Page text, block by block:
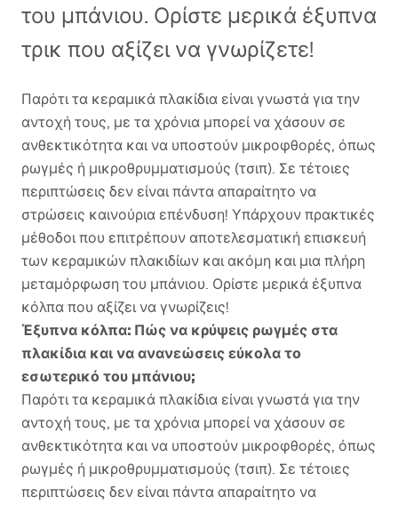
του μπάνιου. Ορίστε μερικά έξυπνα
τρικ που αξίζει να γνωρίζετε!
Παρότι τα κεραμικά πλακίδια είναι γνωστά για την
αντοχή τους, με τα χρόνια μπορεί να χάσουν σε
ανθεκτικότητα και να υποστούν μικροφθορές, όπως
ρωγμές ή μικροθρυμματισμούς (τσιπ). Σε τέτοιες
περιπτώσεις δεν είναι πάντα απαραίτητο να
στρώσεις καινούρια επένδυση! Υπάρχουν πρακτικές
μέθοδοι που επιτρέπουν αποτελεσματική επισκευή
των κεραμικών πλακιδίων και ακόμη και μια πλήρη
μεταμόρφωση του μπάνιου. Ορίστε μερικά έξυπνα
κόλπα που αξίζει να γνωρίζεις!
Έξυπνα κόλπα: Πώς να κρύψεις ρωγμές στα
πλακίδια και να ανανεώσεις εύκολα το
εσωτερικό του μπάνιου;
Παρότι τα κεραμικά πλακίδια είναι γνωστά για την
αντοχή τους, με τα χρόνια μπορεί να χάσουν σε
ανθεκτικότητα και να υποστούν μικροφθορές, όπως
ρωγμές ή μικροθρυμματισμούς (τσιπ). Σε τέτοιες
περιπτώσεις δεν είναι πάντα απαραίτητο να